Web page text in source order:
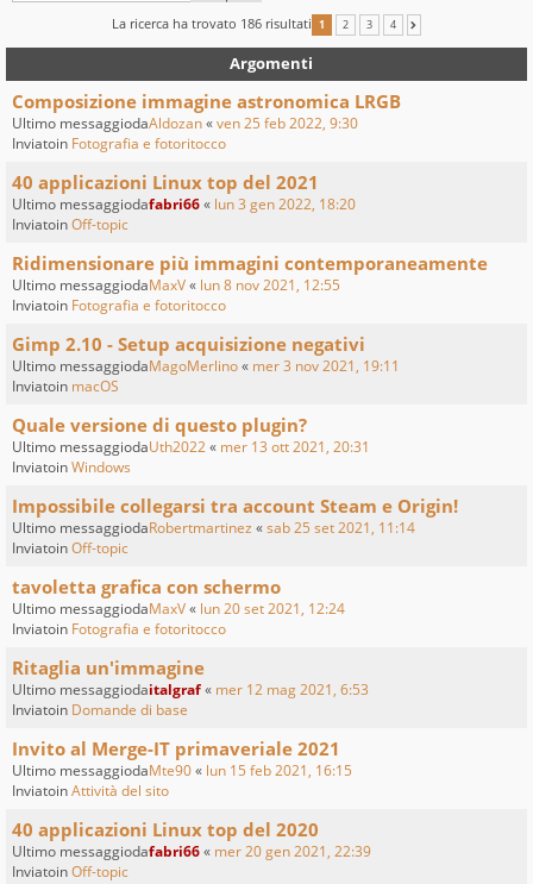
La ricerca ha trovato 186 risultati 1 2 3 4
Argomenti
Composizione immagine astronomica LRGB
Ultimo messaggiodaAldozan«ven 25 feb 2022, 9:30
Inviatoin Fotografia e fotoritocco
40 applicazioni Linux top del 2021
Ultimo messaggiodafabri66« lun 3 gen 2022, 18:20
InviatoinOff-topic
Ridimensionare più immagini contemporaneamente
Ultimo messaggiodaMaxV« lun 8 nov 2021, 12:55
Inviatoin Fotografia e fotoritocco
Gimp 2.10 - Setup acquisizione negativi
Ultimo messaggiodaMagoMerlino« mer 3 nov 2021, 19:11
Inviatoin macOS
Quale versione di questo plugin?
Ultimo messaggiodaUth2022« mer 13 ott 2021, 20:31
InviatoinWindows
Impossibile collegarsi tra account Steam e Origin!
Ultimo messaggiodaRobertmartinez «sab 25 set 2021, 11:14
InviatoinOff-topic
tavoletta grafica con schermo
Ultimo messaggiodaMaxV« lun 20 set 2021, 12:24
Inviatoin Fotografia e fotoritocco
Ritaglia un'immagine
Ultimo messaggiodaitalgraf« mer 12 mag 2021, 6:53
Inviatoin Domande di base
Invito al Merge-IT primaveriale 2021
Ultimo messaggiodaMte90« lun 15 feb 2021, 16:15
InviatoinAttività del sito
40 applicazioni Linux top del 2020
Ultimo messaggiodafabri66« mer 20 gen 2021, 22:39
InviatoinOff-topic